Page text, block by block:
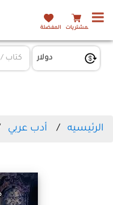
المشتريات المفضلة
الرئيسيه أدب عربي